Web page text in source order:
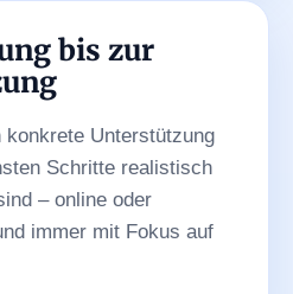
bis zur
konkrete Unterstützung
Schritte realistisch
– online oder
immer mit Fokus auf